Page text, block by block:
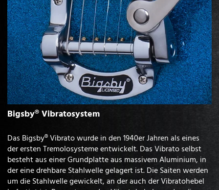
Bigsby® Vibratosystem
Das Bigsby® Vibrato wurde in den 1940er Jahren als eines
der ersten Tremolosysteme entwickelt. Das Vibrato selbst
besteht aus einer Grundplatte aus massivem Aluminium, in
der eine drehbare Stahlwelle gelagert ist. Die Saiten werden
um die Stahlwelle gewickelt, an der auch der Vibratohebel